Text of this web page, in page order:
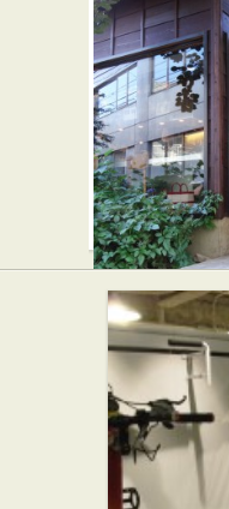
デリカテ
ッセン メ
ゾン サン
カントサ
ンク ★★☆
弁当・惣菜
入 iri ★★☆
イタリアン